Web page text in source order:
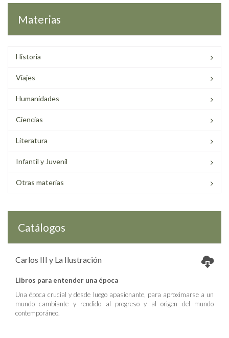
Materias
Historia
Viajes
Humanidades
Ciencias
Literatura
Infantil y Juvenil
Otras materias
Catálogos
Carlos III y La Ilustración
Libros para entender una época
Una época crucial y desde luego apasionante, para aproximarse a un
mundo cambiante y rendido al progreso y al origen del mundo
contemporáneo.